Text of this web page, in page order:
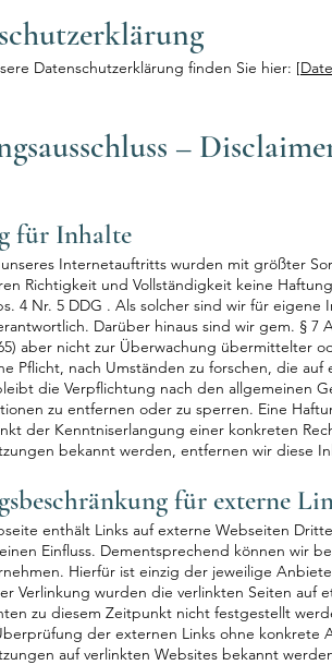
Datenschutzerklärung finden Sie hier: [
–
für Inhalte
Internetauftritts wurden mit größter
Richtigkeit und Vollständigkeit keine
4 Nr. 5 DDG . Als solcher sind wir für
Darüber hinaus sind wir gem. § 7
aber nicht zur Überwachung übermittelter
Pflicht, nach Umständen zu forschen, die
die Verpflichtung nach den allgemeinen
zu entfernen oder zu sperren. Eine
der Kenntniserlangung einer konkreten
bekannt werden, entfernen wir diese
für externe
enthält Links auf externe Webseiten
Einfluss. Dementsprechend können wir
Hierfür ist einzig der jeweilige
Verlinkung wurden die verlinkten Seiten auf
zu diesem Zeitpunkt nicht festgestellt
der externen Links ohne konkrete
auf verlinkten Websites bekannt